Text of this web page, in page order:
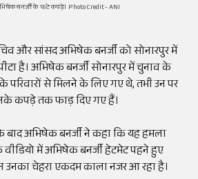
बनर्जी के फटे कपड़े। Photo Credit- ANI
और सांसद अभिषेक बनर्जी को सोनारपुर में
है। अभिषेक बनर्जी सोनारपुर में चुनाव के
परिवारों से मिलने के लिए गए थे, तभी उन पर
कपड़े तक फाड़ दिए गए हैं।
अभिषेक बनर्जी ने कहा कि यह हमला
में अभिषेक बनर्जी हेटमेट पहने हुए
उनका चेहरा एकदम काला नजर आ रहा है।